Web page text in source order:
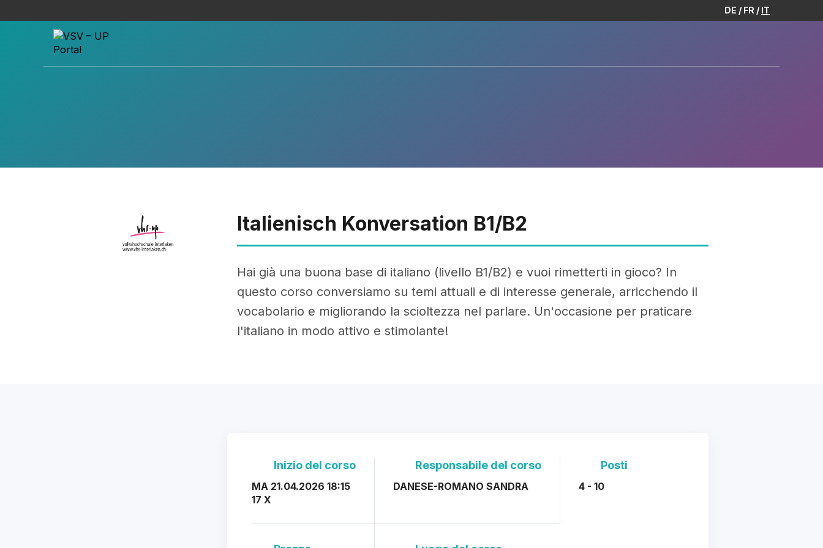
DE FR IT
Italienisch Konversation B1/B2
Hai già una buona base di italiano (livello B1/B2) e vuoi rimetterti in gioco? In
questo corso conversiamo su temi attuali e di interesse generale, arricchendo il
vocabolario e migliorando la scioltezza nel parlare. Un'occasione per praticare
l'italiano in modo attivo e stimolante!
Inizio del corso
MA 21.04.2026 18:15
17 X
Responsabile del corso
DANESE-ROMANO SANDRA
Posti
4 - 10